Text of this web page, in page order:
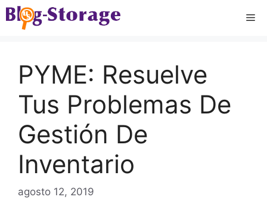
Saltar
al
PYME: Resuelve
Tus Problemas De
Gestión De
Inventario
agosto 12, 2019